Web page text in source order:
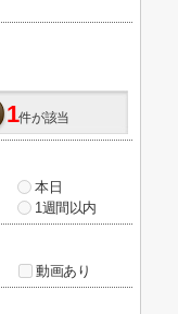
1件が該当
本日
1週間以内
動画あり